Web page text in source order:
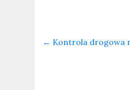
← Kontrola drogowa